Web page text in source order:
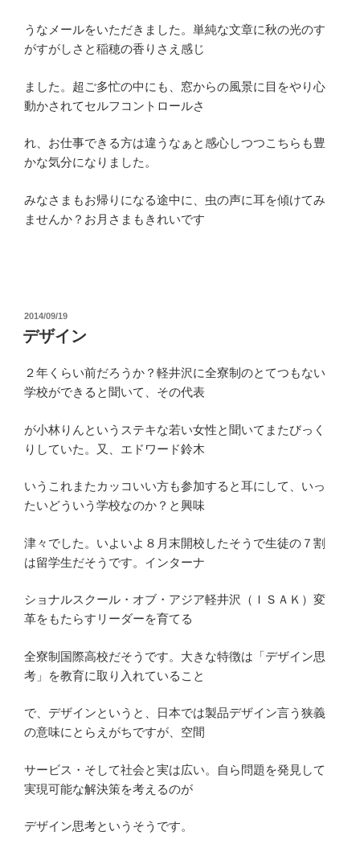
うなメールをいただきました。単純な文章に秋の光のす
がすがしさと稲穂の香りさえ感じ
ました。超ご多忙の中にも、窓からの風景に目をやり心
動かされてセルフコントロールさ
れ、お仕事できる方は違うなぁと感心しつつこちらも豊
かな気分になりました。
みなさまもお帰りになる途中に、虫の声に耳を傾けてみ
ませんか？お月さまもきれいです
投
稿
日:
2014/09/19
デザイン
２年くらい前だろうか？軽井沢に全寮制のとてつもない
学校ができると聞いて、その代表
が小林りんというステキな若い女性と聞いてまたびっく
りしていた。又、エドワード鈴木
いうこれまたカッコいい方も参加すると耳にして、いっ
たいどういう学校なのか？と興味
津々でした。いよいよ８月末開校したそうで生徒の７割
は留学生だそうです。インターナ
ショナルスクール・オブ・アジア軽井沢（ＩＳＡＫ）変
革をもたらすリーダーを育てる
全寮制国際高校だそうです。大きな特徴は「デザイン思
考」を教育に取り入れていること
で、デザインというと、日本では製品デザイン言う狭義
の意味にとらえがちですが、空間
サービス・そして社会と実は広い。自ら問題を発見して
実現可能な解決策を考えるのが
デザイン思考というそうです。